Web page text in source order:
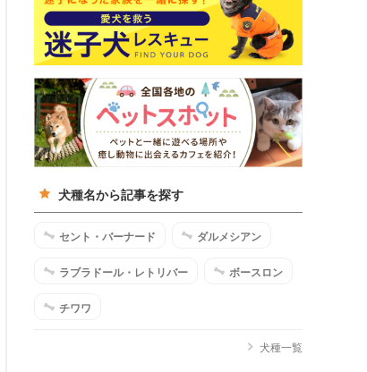
犬種名から記事を探す
セント・バーナード ダルメシアン
ラブラドール・レトリバー ボースロン
チワワ
犬種一覧